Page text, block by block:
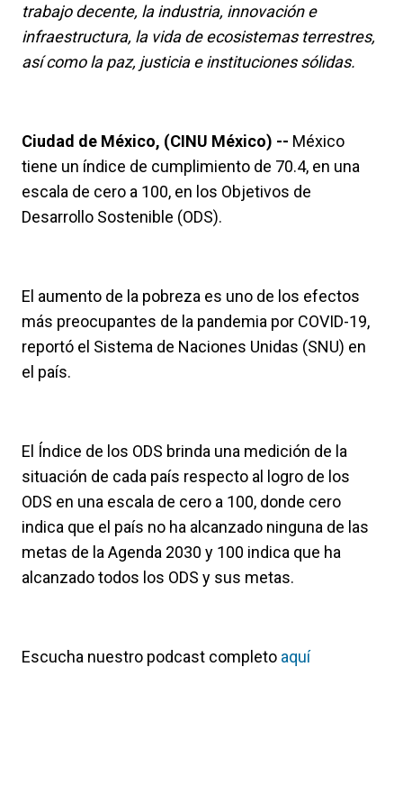
trabajo decente, la industria, innovación e
infraestructura, la vida de ecosistemas terrestres,
así como la paz, justicia e instituciones sólidas.
Ciudad de México, (CINU México) -- México
tiene un índice de cumplimiento de 70.4, en una
escala de cero a 100, en los Objetivos de
Desarrollo Sostenible (ODS).
El aumento de la pobreza es uno de los efectos
más preocupantes de la pandemia por COVID-19,
reportó el Sistema de Naciones Unidas (SNU) en
el país.
El Índice de los ODS brinda una medición de la
situación de cada país respecto al logro de los
ODS en una escala de cero a 100, donde cero
indica que el país no ha alcanzado ninguna de las
metas de la Agenda 2030 y 100 indica que ha
alcanzado todos los ODS y sus metas.
Escucha nuestro podcast completo aquí